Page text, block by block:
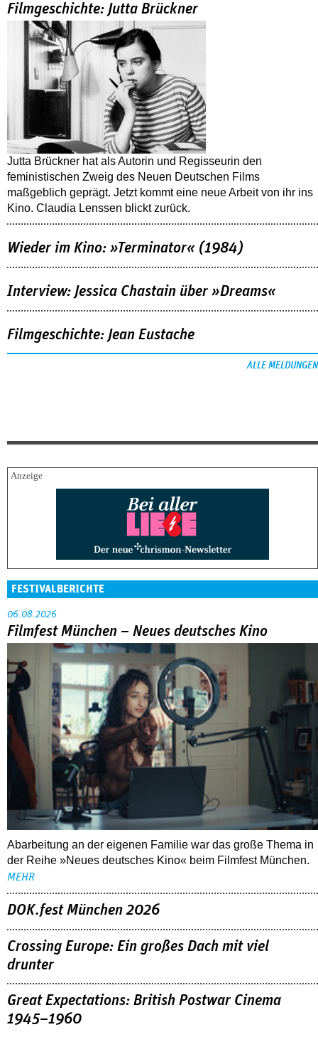
Filmgeschichte: Jutta Brückner
Jutta Brückner hat als Autorin und Regisseurin den
feministischen Zweig des Neuen Deutschen Films
maßgeblich geprägt. Jetzt kommt eine neue Arbeit von ihr ins
Kino. Claudia Lenssen blickt zurück.
Wieder im Kino: »Terminator« (1984)
Interview: Jessica Chastain über »Dreams«
Filmgeschichte: Jean Eustache
ALLE MELDUNGEN
FESTIVALBERICHTE
06.08.2026
Filmfest München – Neues deutsches Kino
Abarbeitung an der eigenen Familie war das große Thema in
der Reihe »Neues deutsches Kino« beim Filmfest München.
MEHR
DOK.fest München 2026
Crossing Europe: Ein großes Dach mit viel
drunter
Great Expectations: British Postwar Cinema
1945–1960